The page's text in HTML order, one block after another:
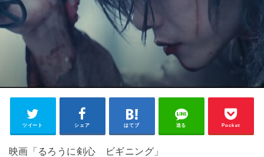
ツイート シェア はてブ 送る Pocket
映画「るろうに剣心 ビギニング」